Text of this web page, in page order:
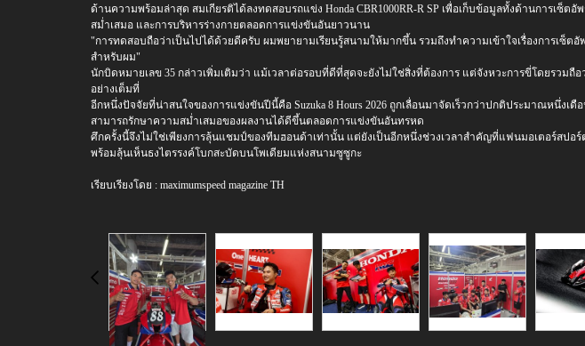
ด้านความพร้อมล่าสุด สมเกียรติได้ลงทดสอบรถแข่ง Honda CBR1000RR-R SP เพื่อเก็บข้อมูลทั้งด้านการเ
สม่ำเสมอ และการบริหารร่างกายตลอดการแข่งขันอันยาวนาน
"การทดสอบถือว่าเป็นไปได้ด้วยดีครับ ผมพยายามเรียนรู้สนามให้มากขึ้น รวมถึงทำความเข้าใจเรื่องการเซ็
สำหรับผม"
นักบิดหมายเลข 35 กล่าวเพิ่มเติมว่า แม้เวลาต่อรอบที่ดีที่สุดจะยังไม่ใช่สิ่งที่ต้องการ แต่จังหวะการขี่โดยรว
อย่างเต็มที่
อีกหนึ่งปัจจัยที่น่าสนใจของการแข่งขันปีนี้คือ Suzuka 8 Hours 2026 ถูกเลื่อนมาจัดเร็วกว่าปกติประมาณหนึ่ง
สามารถรักษาความสม่ำเสมอของผลงานได้ดีขึ้นตลอดการแข่งขันอันทรหด
ศึกครั้งนี้จึงไม่ใช่เพียงการลุ้นแชมป์ของทีมฮอนด้าเท่านั้น แต่ยังเป็นอีกหนึ่งช่วงเวลาสำคัญที่แฟนมอเตอร์สปอ
พร้อมลุ้นเห็นธงไตรรงค์โบกสะบัดบนโพเดียมแห่งสนามซูซูกะ
เรียบเรียงโดย : maximumspeed magazine TH